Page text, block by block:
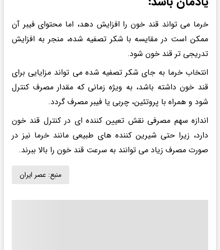
خرما می تواند قند خون را افزایش دهد، اما محتوای فیبر آن
ممکن است در مقایسه با شکر تصفیه شده، منجر به افزایش
تدریجی تر قند خون شود.
انتخاب خرما به جای شکر تصفیه شده می تواند مزایایی برای
قند خون داشته باشد، به ویژه زمانی که مقدار مصرف کنترل
شود و همراه با پروتئین، چربی یا فیبر مصرف گردد.
اندازه سهم مصرفی نقش تعیین کننده ای در کنترل قند خون
دارد، زیرا حتی شیرین کننده های طبیعی مانند خرما نیز در
صورت مصرف زیاد می توانند به سرعت قند خون را بالا ببرند.
منبع: عصر ایران